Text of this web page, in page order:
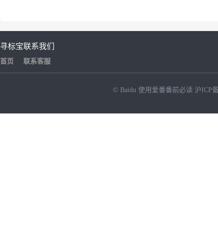
寻标宝
首页
联系我们
联系客服
© Baidu 使用爱番番前必读 沪ICP